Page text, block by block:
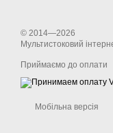
© 2014—2026
Мультистоковий
Приймаємо до оплати
Мобільна версія